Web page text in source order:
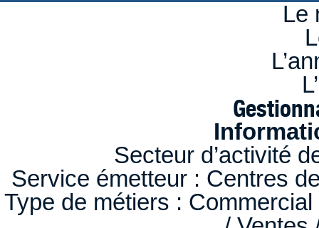
Le
Secteur d’activité
Service émetteur : Centres
Type de métiers :